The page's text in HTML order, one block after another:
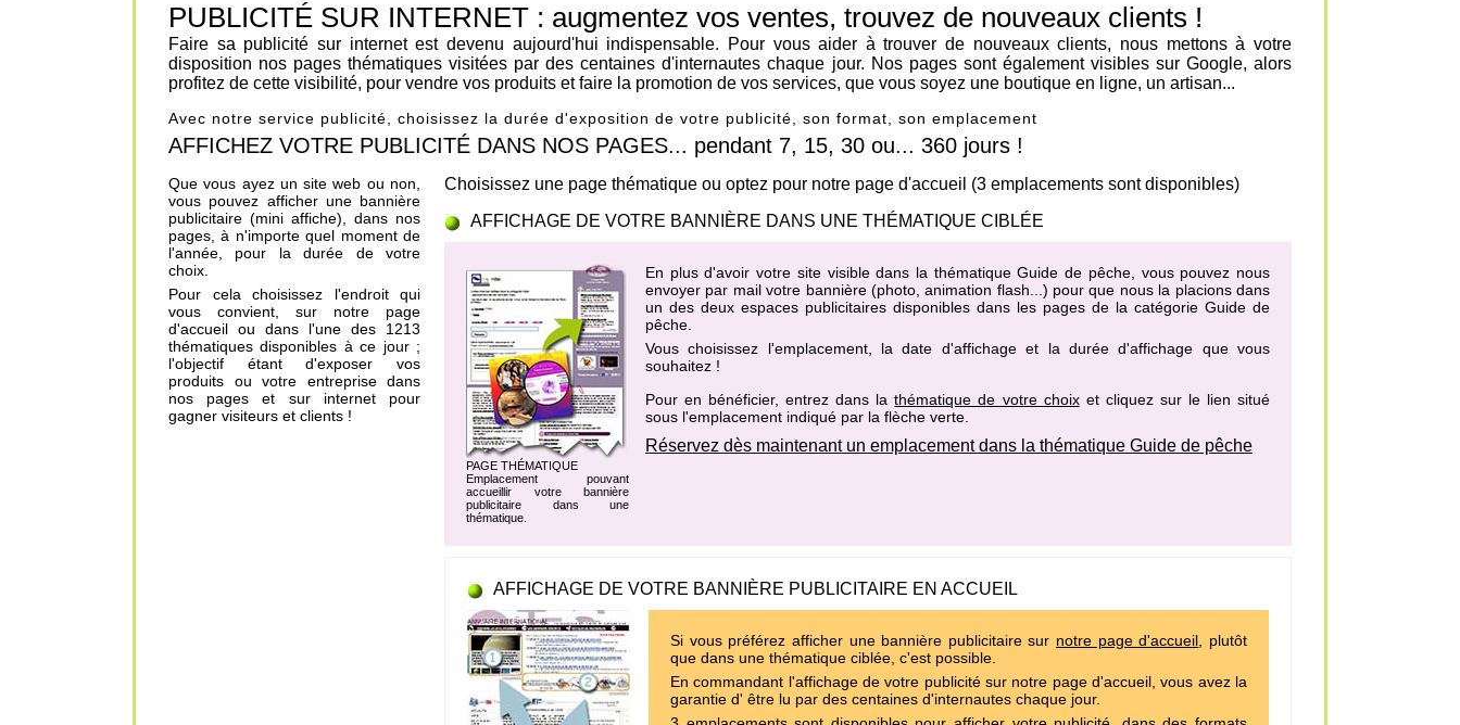
PUBLICITÉ SUR INTERNET : augmentez vos ventes, trouvez de nouveaux clients !
Faire sa publicité sur internet est devenu aujourd'hui indispensable. Pour vous aider à trouver de nouveaux clients, nous mettons à votre
disposition nos pages thématiques visitées par des centaines d'internautes chaque jour. Nos pages sont également visibles sur Google, alors
profitez de cette visibilité, pour vendre vos produits et faire la promotion de vos services, que vous soyez une boutique en ligne, un artisan...
Avec notre service publicité, choisissez la durée d'exposition de votre publicité, son format, son emplacement
AFFICHEZ VOTRE PUBLICITÉ DANS NOS PAGES... pendant 7, 15, 30 ou... 360 jours !
Que vous ayez un site web ou non,
vous pouvez afficher une bannière
publicitaire (mini affiche), dans nos
pages, à n'importe quel moment de
l'année, pour la durée de votre
choix.
Pour cela choisissez l'endroit qui
vous convient, sur notre page
d'accueil ou dans l'une des 1213
thématiques disponibles à ce jour ;
l'objectif étant d'exposer vos
produits ou votre entreprise dans
nos pages et sur internet pour
gagner visiteurs et clients !
Choisissez une page thématique ou optez pour notre page d'accueil (3 emplacements sont disponibles)
AFFICHAGE DE VOTRE BANNIÈRE DANS UNE THÉMATIQUE CIBLÉE
PAGE THÉMATIQUE
Emplacement pouvant
accueillir votre bannière
publicitaire dans une
thématique.
En plus d'avoir votre site visible dans la thématique Guide de pêche, vous pouvez nous
envoyer par mail votre bannière (photo, animation flash...) pour que nous la placions dans
un des deux espaces publicitaires disponibles dans les pages de la catégorie Guide de
pêche
Vous choisissez l'emplacement, la date d'affichage et la durée d'affichage que vous
souhaitez !
Pour en bénéficier, entrez dans lathématique de votre choixet cliquez sur le lien situé
sous l'emplacement indiqué par la flèche verte.
Réservez dès maintenant un emplacement dans la thématique Guide de pêche
AFFICHAGE DE VOTRE BANNIÈRE PUBLICITAIRE EN ACCUEIL
Si vous préférez afficher une bannière publicitaire sur notre page d'accueil , plutôt
que dans une thématique ciblée, c'est possible.
En commandant l'affichage de votre publicité sur notre page d'accueil, vous avez la
garantie d' être lu par des centaines d'internautes chaque jour.